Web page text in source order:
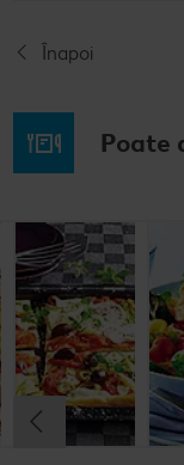
Înapoi
Poate
Budincă
italiană de
orez cu salată
de fructe
Cel mult 60 minute
Simplu
Cel